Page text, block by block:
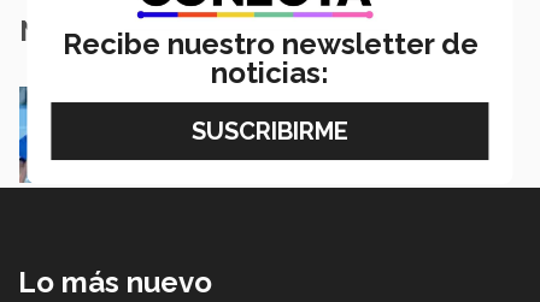
Notas Relacionadas
Kevin Aguilar
Lo más nuevo
Recibe nuestro newsletter de
noticias: